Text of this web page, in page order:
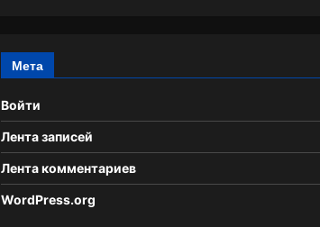
Мета
Войти
Лента записей
Лента комментариев
WordPress.org